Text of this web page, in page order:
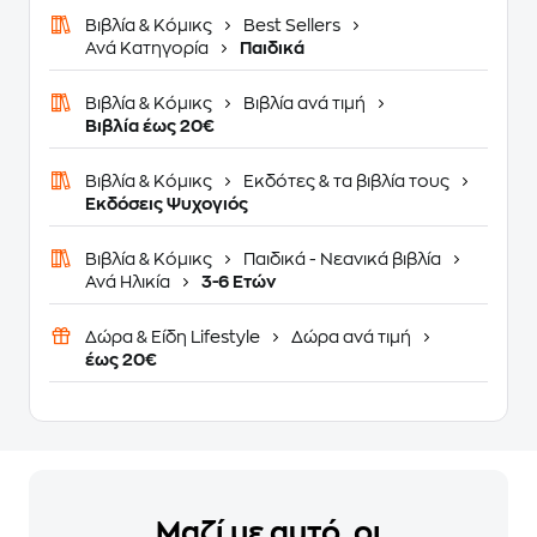
Βιβλία & Κόμικς
Best Sellers
Ανά Κατηγορία
Παιδικά
Βιβλία & Κόμικς
Βιβλία ανά τιμή
Βιβλία έως 20€
Βιβλία & Κόμικς
Εκδότες & τα βιβλία τους
Εκδόσεις Ψυχογιός
Βιβλία & Κόμικς
Παιδικά - Νεανικά βιβλία
Ανά Ηλικία
3-6 Ετών
Δώρα & Είδη Lifestyle
Δώρα ανά τιμή
έως 20€